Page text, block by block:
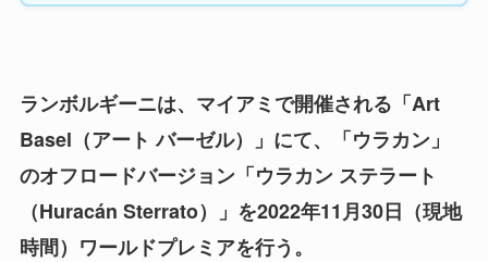
ランボルギーニは、マイアミで開催される「Art
Basel（アート バーゼル）」にて、「ウラカン」
のオフロードバージョン「ウラカン ステラート
（Huracán Sterrato）」を2022年11月30日（現地
時間）ワールドプレミアを行う。